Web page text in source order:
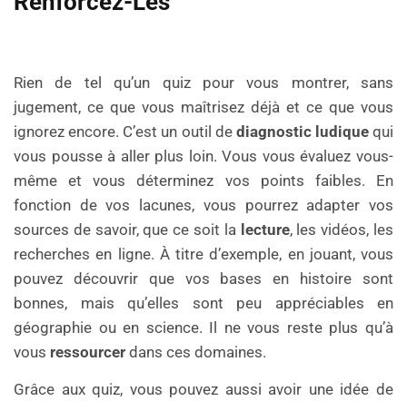
Rien de tel qu’un quiz pour vous montrer, sans
jugement, ce que vous maîtrisez déjà et ce que vous
ignorez encore. C’est un outil de diagnostic ludiquequi
vous pousse à aller plus loin. Vous vous évaluez vous-
même et vous déterminez vos points faibles. En
fonction de vos lacunes, vous pourrez adapter vos
sources de savoir, que ce soit la lecture, les vidéos, les
recherches en ligne. À titre d’exemple, en jouant, vous
pouvez découvrir que vos bases en histoire sont
bonnes, mais qu’elles sont peu appréciables en
géographie ou en science. Il ne vous reste plus qu’à
vous ressourcer dans ces domaines.
Grâce aux quiz, vous pouvez aussi avoir une idée de